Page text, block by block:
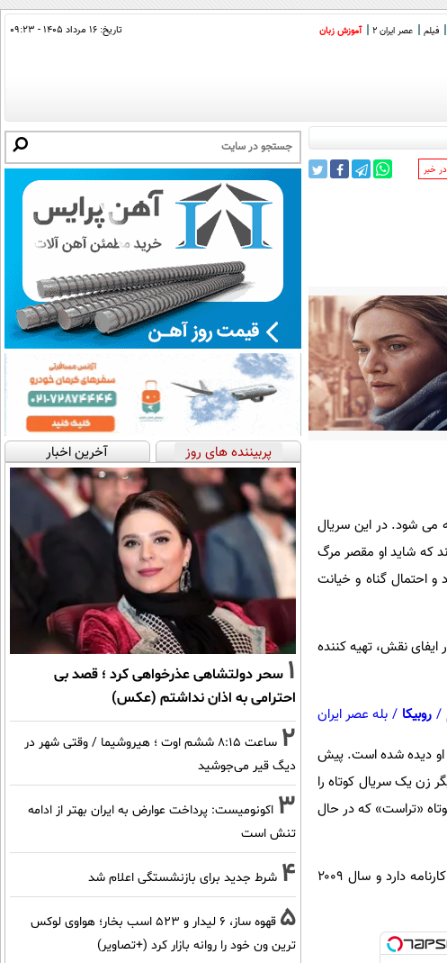
فیلم عصر ایران 2 آموزش زبان تاریخ: ۱۶ مرداد ۱۴۰۵ - ۰۹:۲۳
خبر
می شود. در این سریال
که شاید او مقصر مرگ
احتمال گناه و خیانت
نقش، تهیه کننده
/ روبیکا / بله عصر ایران
او دیده شده است. پیش
زن یک سریال کوتاه را
کوتاه «تراست» که در حال
وینسلت همچنین ۷ نامزدی اسکار برای فیلم‌هایی مانند «تایتانیک»، «ایریس» و «کودکان کوچک» در کارنامه دارد و سال ۲۰۰۹
پربیننده های روز آخرین اخبار
1 سحر دولتشاهی عذرخواهی کرد ؛ قصد بی
احترامی به اذان نداشتم (عکس)
2
ساعت ۸:۱۵ ششم اوت ؛ هیروشیما / وقتی شهر در
دیگ قیر می‌جوشید
3 اکونومیست: پرداخت عوارض به ایران بهتر از ادامه
تنش است
4 شرط جدید برای بازنشستگی اعلام شد
5
قهوه ساز، 6 لیدار و 523 اسب بخار؛ هواوی لوکس
ترین ون خود را روانه بازار کرد (+تصاویر)